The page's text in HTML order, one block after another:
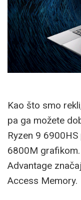
Kao što smo
pa ga možete
Ryzen 9
6800M
Advantage
Access Memory.